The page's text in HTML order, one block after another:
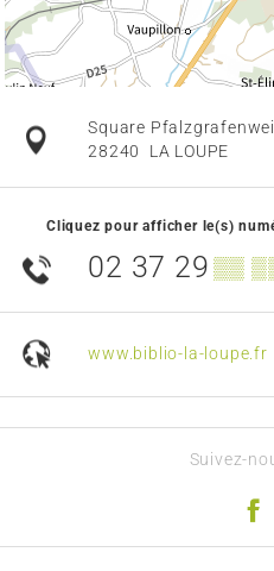
Square
28240
LA LOUPE
Cliquez pour afficher le(s)
02 37 29 ▒▒
www.biblio-la-loupe.fr
Suivez-